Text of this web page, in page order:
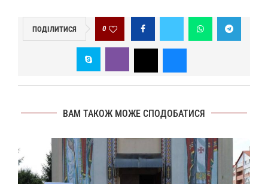
ПОДІЛИТИСЯ 0
ВАМ ТАКОЖ МОЖЕ СПОДОБАТИСЯ